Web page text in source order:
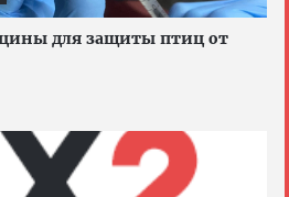
для защиты птиц от